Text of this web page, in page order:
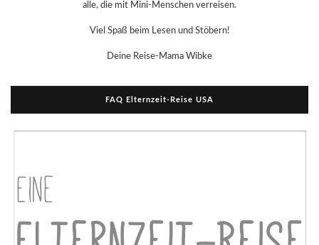
alle, die mit Mini-Menschen verreisen.
Viel Spaß beim Lesen und Stöbern!
Deine Reise-Mama Wibke
FAQ Elternzeit-Reise USA